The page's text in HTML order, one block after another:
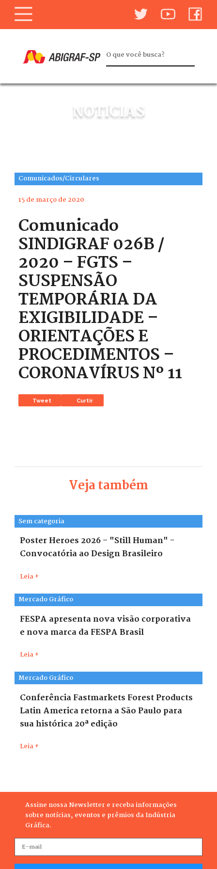
NOTÍCIAS
Comunicados/Circulares
15 de março de 2020
Comunicado
SINDIGRAF 026B /
2020 – FGTS –
SUSPENSÃO
TEMPORÁRIA DA
EXIGIBILIDADE –
ORIENTAÇÕES E
PROCEDIMENTOS –
CORONAVÍRUS Nº 11
Tweet Curtir
Veja também
Sem categoria
Poster Heroes 2026 – "Still Human" -
Convocatória ao Design Brasileiro
Leia +
Mercado Gráfico
FESPA apresenta nova visão corporativa
e nova marca da FESPA Brasil
Leia +
Mercado Gráfico
Conferência Fastmarkets Forest Products
Latin America retorna a São Paulo para
sua histórica 20ª edição
Leia +
Assine nossa Newsletter e receba informações
sobre notícias, eventos e prêmios da Indústria
Gráfica.